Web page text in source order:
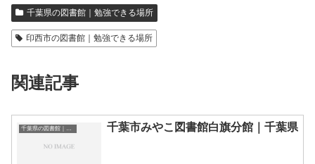
千葉県の図書館｜勉強できる場所
印西市の図書館｜勉強できる場所
関連記事
千葉市みやこ図書館白旗分館｜千葉県